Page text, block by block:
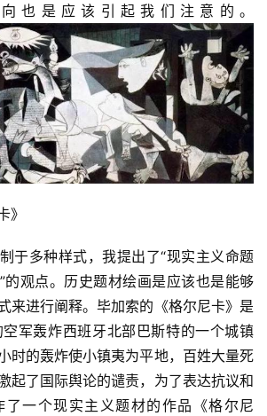
也是应该引起我们注意的。
》
于多种样式，我提出了“现实主义命题
的观点。历史题材绘画是应该也是能够
来进行阐释。毕加索的《格尔尼卡》是
军轰炸西班牙北部巴斯特的一个城镇
时的轰炸使小镇夷为平地，百姓大量死
起了国际舆论的谴责，为了表达抗议和
了一个现实主义题材的作品《格尔尼